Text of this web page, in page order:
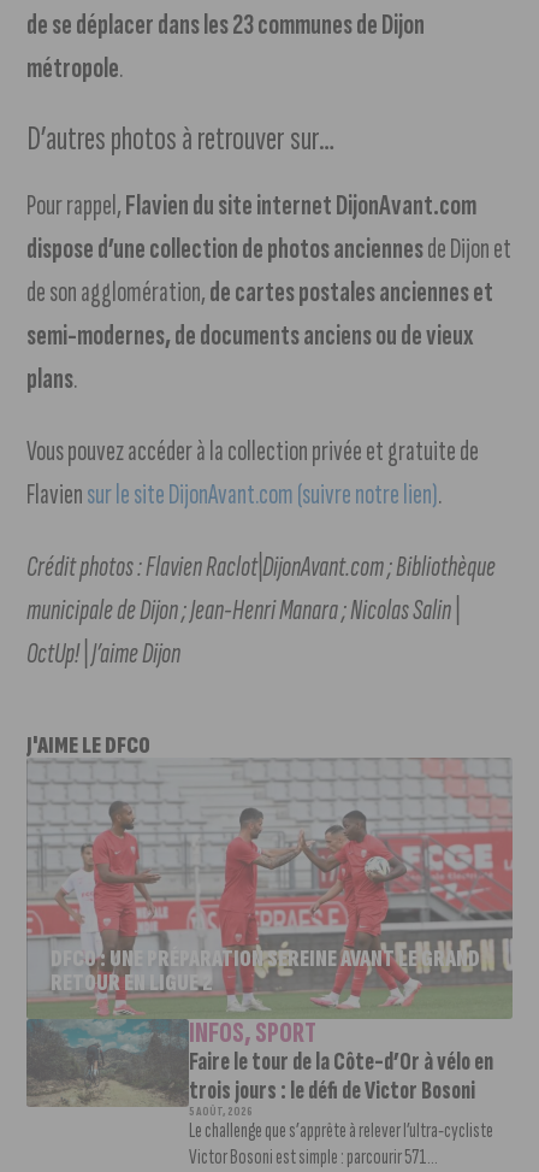
de se déplacer dans les 23 communes de Dijon
métropole.
D’autres photos à retrouver sur…
Pour rappel,Flavien du site internet DijonAvant.com
dispose d’une collection de photos anciennesde Dijon et
de son agglomération,de cartes postales anciennes et
semi-modernes, de documents anciens ou de vieux
plans.
Vous pouvez accéder à la collection privée et gratuite de
Flaviensur le site DijonAvant.com (suivre notre lien).
Crédit photos : Flavien Raclot|DijonAvant.com ; Bibliothèque
municipale de Dijon ; Jean-Henri Manara ; Nicolas Salin |
OctUp! | J’aime Dijon
J'AIME LE DFCO
DFCO : UNE PRÉPARATION SEREINE AVANT LE GRAND
RETOUR EN LIGUE 2
INFOS,SPORT
Faire le tour de la Côte-d’Or à vélo en
trois jours : le défi de Victor Bosoni
5 AOÛT, 2026
Le challenge que s’apprête à relever l’ultra-cycliste
Victor Bosoni est simple : parcourir 571...